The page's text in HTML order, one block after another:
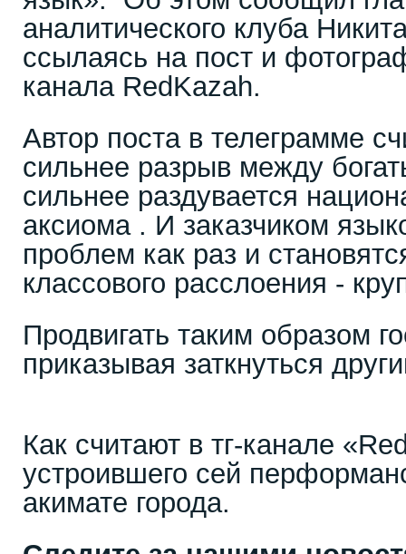
аналитического клуба
ссылаясь на пост и
канала RedKazah.
Автор поста в телеграмме
сильнее разрыв между
сильнее раздувается
аксиома . И заказчиком
проблем как раз и
классового расслоения -
Продвигать таким образом
приказывая заткнуться
Как считают в тг-канале
устроившего сей
акимате города.